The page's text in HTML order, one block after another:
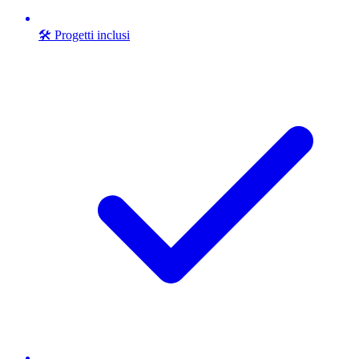
🛠️ Progetti inclusi